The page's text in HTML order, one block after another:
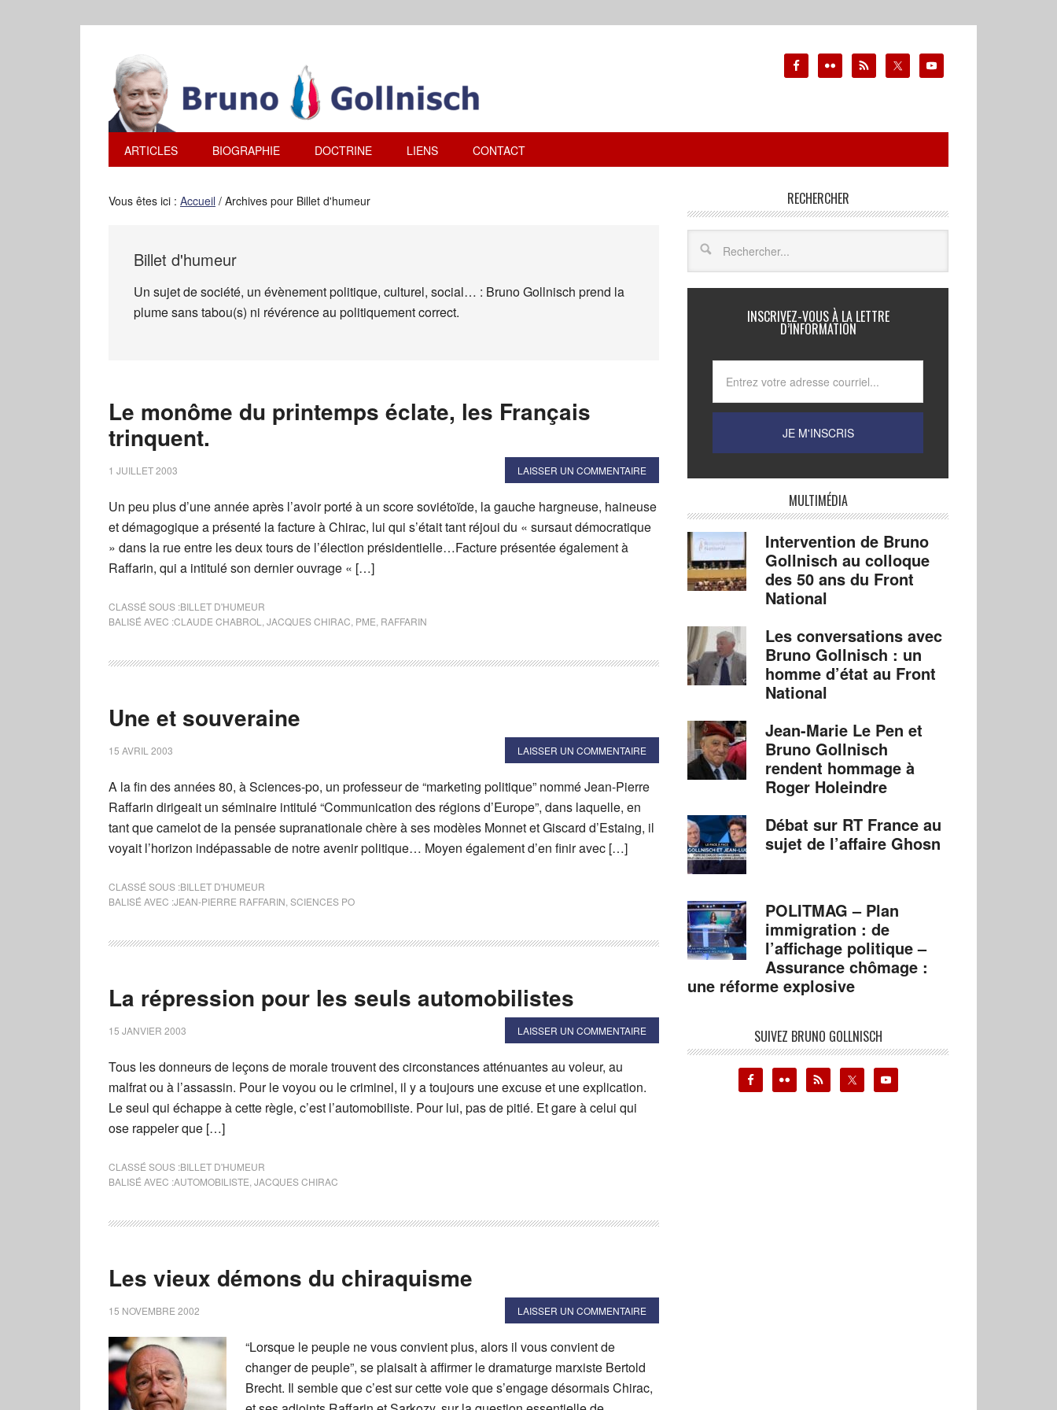
ARTICLES BIOGRAPHIE DOCTRINE LIENS CONTACT
Vous êtes ici : Accueil / Archives pour Billet d'humeur
Billet d'humeur
Un sujet de société, un évènement politique, culturel, social… : Bruno Gollnisch prend la
plume sans tabou(s) ni révérence au politiquement correct.
Le monôme du printemps éclate, les Français
trinquent.
1 JUILLET 2003 LAISSER UN COMMENTAIRE
Un peu plus d’une année après l’avoir porté à un score soviétoïde, la gauche hargneuse, haineuse
et démagogique a présenté la facture à Chirac, lui qui s’était tant réjoui du « sursaut démocratique
» dans la rue entre les deux tours de l’élection présidentielle…Facture présentée également à
Raffarin, qui a intitulé son dernier ouvrage « […]
CLASSÉ SOUS :BILLET D'HUMEUR
BALISÉ AVEC :CLAUDE CHABROL JACQUES CHIRAC PME RAFFARIN
Une et souveraine
15 AVRIL 2003 LAISSER UN COMMENTAIRE
A la fin des années 80, à Sciences-po, un professeur de “marketing politique” nommé Jean-Pierre
Raffarin dirigeait un séminaire intitulé “Communication des régions d’Europe”, dans laquelle, en
tant que camelot de la pensée supranationale chère à ses modèles Monnet et Giscard d’Estaing, il
voyait l’horizon indépassable de notre avenir politique… Moyen également d’en finir avec […]
CLASSÉ SOUS :BILLET D'HUMEUR
BALISÉ AVEC :JEAN-PIERRE RAFFARIN SCIENCES PO
La répression pour les seuls automobilistes
15 JANVIER 2003 LAISSER UN COMMENTAIRE
Tous les donneurs de leçons de morale trouvent des circonstances atténuantes au voleur, au
malfrat ou à l’assassin. Pour le voyou ou le criminel, il y a toujours une excuse et une explication.
Le seul qui échappe à cette règle, c’est l’automobiliste. Pour lui, pas de pitié. Et gare à celui qui
ose rappeler que […]
CLASSÉ SOUS :BILLET D'HUMEUR
BALISÉ AVEC :AUTOMOBILISTE JACQUES CHIRAC
Les vieux démons du chiraquisme
15 NOVEMBRE 2002 LAISSER UN COMMENTAIRE
“Lorsque le peuple ne vous convient plus, alors il vous convient de
changer de peuple”, se plaisait à affirmer le dramaturge marxiste Bertold
Brecht. Il semble que c’est sur cette voie que s’engage désormais Chirac,
RECHERCHER
INSCRIVEZ-VOUS À LA LETTRE
D’INFORMATION
MULTIMÉDIA
Intervention de Bruno
Gollnisch au colloque
des 50 ans du Front
National
Les conversations avec
Bruno Gollnisch : un
homme d’état au Front
National
Jean-Marie Le Pen et
Bruno Gollnisch
rendent hommage à
Roger Holeindre
Débat sur RT France au
sujet de l’affaire Ghosn
POLITMAG – Plan
immigration : de
l’affichage politique –
Assurance chômage :
une réforme explosive
SUIVEZ BRUNO GOLLNISCH